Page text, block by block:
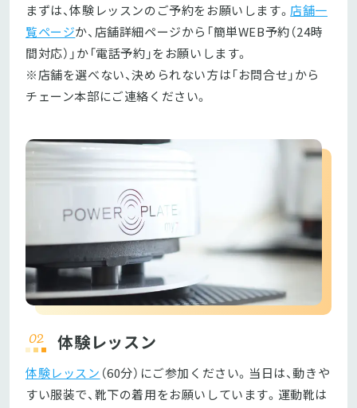
まずは、体験レッスンのご予約をお願いします。 店舗一
覧ページか、店舗詳細ページから「簡単WEB予約（24時
間対応）」か「電話予約」をお願いします。
※店舗を選べない、決められない方は「お問合せ」から
チェーン本部にご連絡ください。
体験レッスン
体験レッスン （60分）にご参加ください。当日は、動きや
すい服装で、靴下の着用をお願いしています。運動靴は